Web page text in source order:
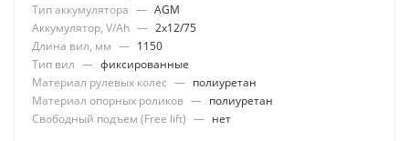
Тип аккумулятора — AGM
Аккумулятор, V/Ah — 2x12/75
Длина вил, мм — 1150
Тип вил — фиксированные
Материал рулевых колес — полиуретан
Материал опорных роликов — полиуретан
Свободный подъем (Free lift) — нет